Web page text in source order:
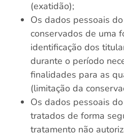
(exatidão);
Os dados pessoais
conservados de uma
identificação dos
durante o período
finalidades para as
(limitação da
Os dados pessoais
tratados de forma
tratamento não